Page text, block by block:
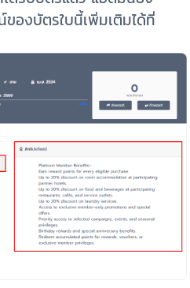
องบัตรใบนี้เพิ่มเติมได้ที่